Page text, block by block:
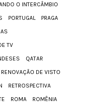
O INTERCÂMBIO
PORTUGAL
PRAGA
TV
QATAR
RENOVAÇÃO DE VISTO
RETROSPECTIVA
ROMA
ROMÊNIA